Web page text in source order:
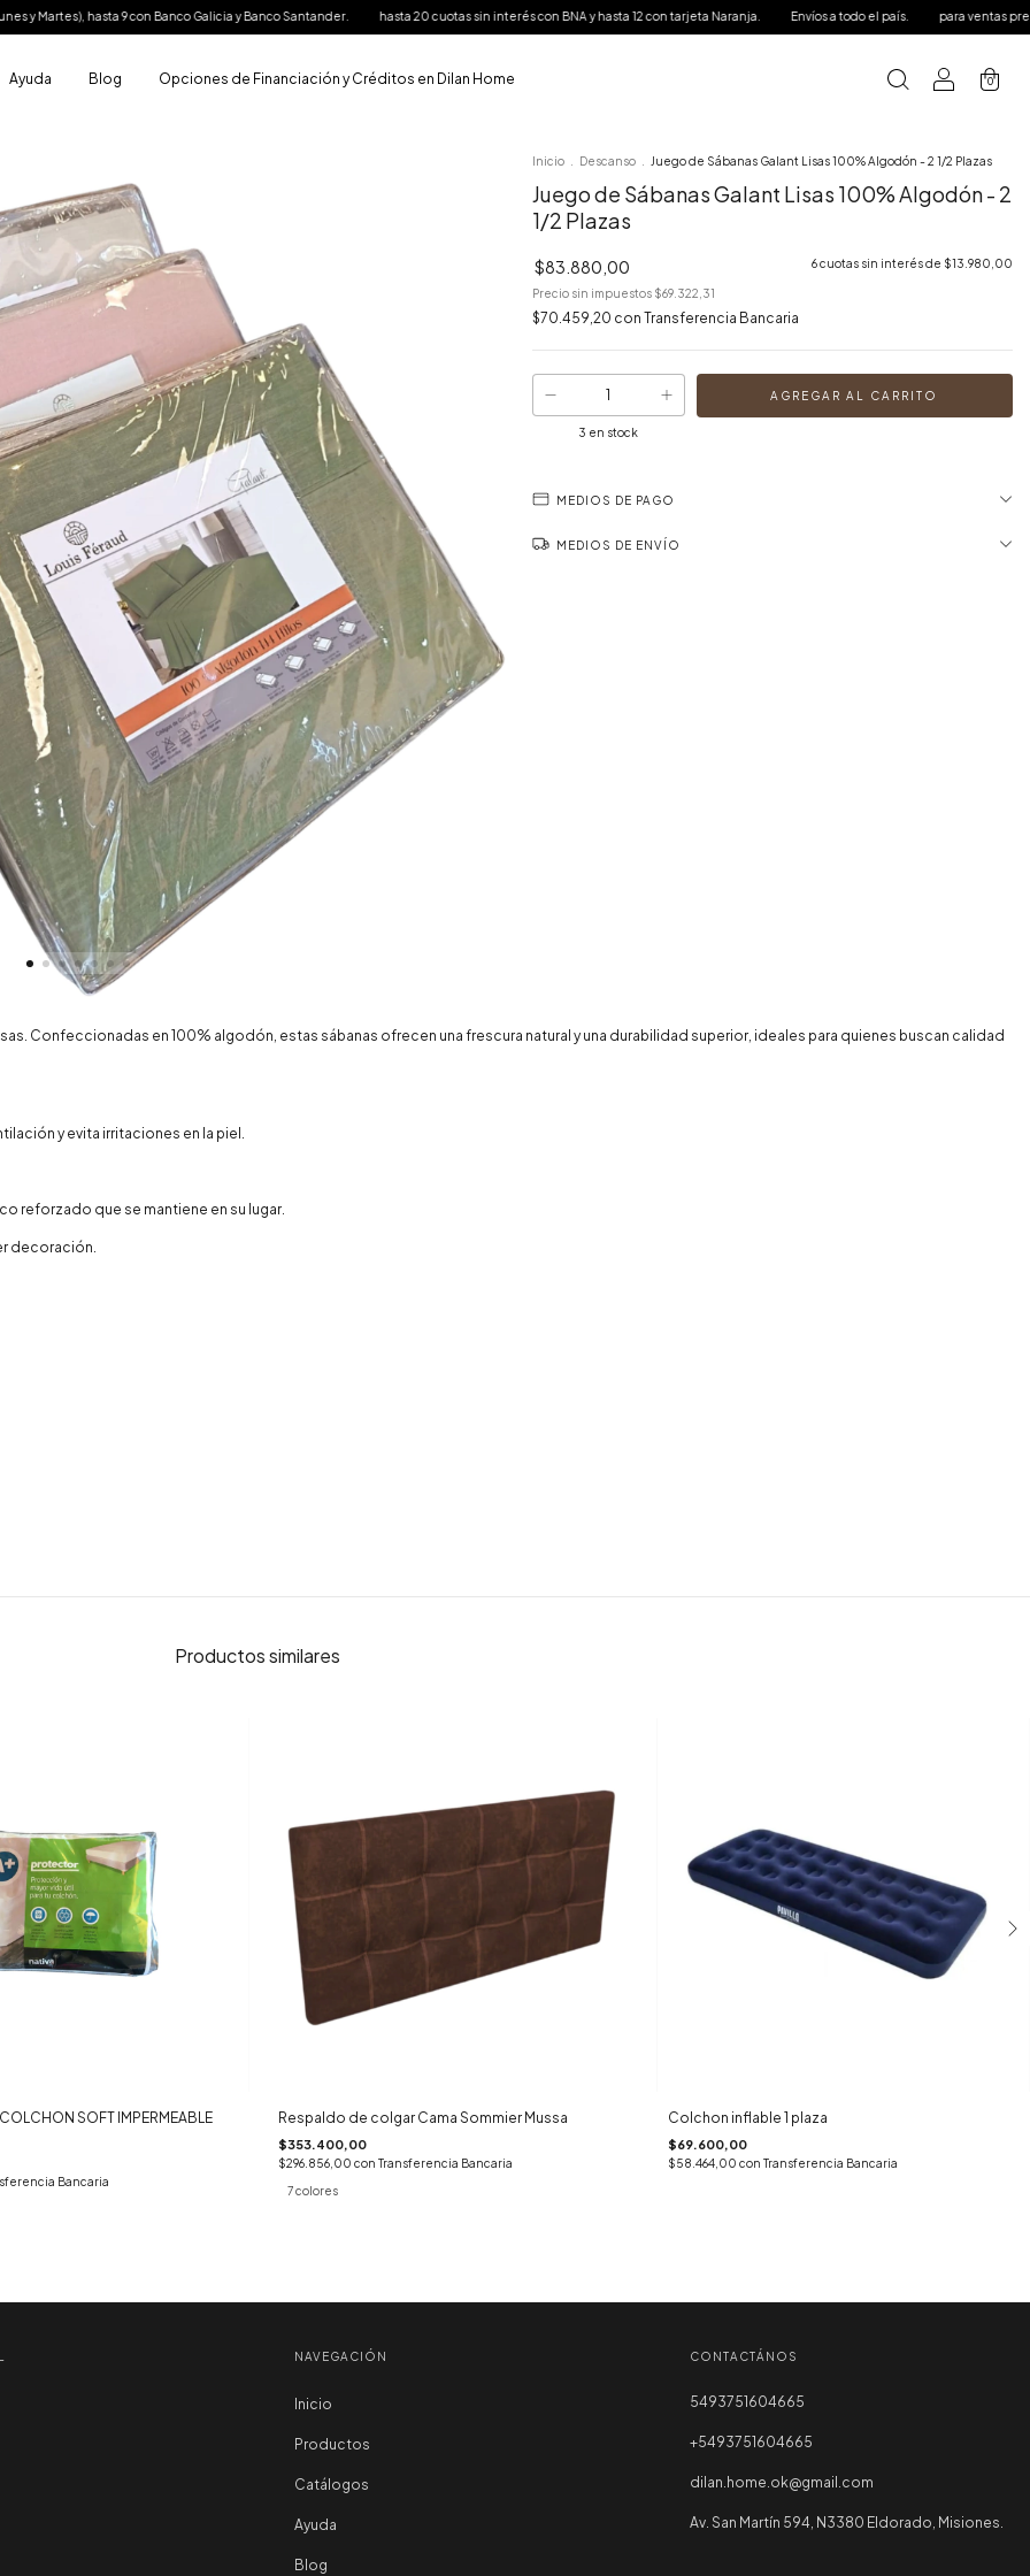
hasta 9 con Banco Galicia y Banco Santander. hasta 20 cuotas sin interés con BNA y hasta 12 con tarjeta Naranja. Envíos a todo el país. para ventas presenciales:
Ayuda Blog Opciones de Financiación y Créditos en Dilan Home 0
Inicio Descanso Juego de Sábanas Galant Lisas 100% Algodón - 2 1/2 Plazas
Juego de Sábanas Galant Lisas 100% Algodón - 2
1/2 Plazas
$83.880,00 6cuotas sin interés de $13.980,00
Precio sin impuestos $69.322,31
$70.459,20 con Transferencia Bancaria
3 en stock
MEDIOS DE PAGO
MEDIOS DE ENVÍO
Confeccionadas en 100% algodón, estas sábanas ofrecen una frescura natural y una durabilidad superior, ideales para quienes buscan calidad
y evita irritaciones en la piel.
reforzado que se mantiene en su lugar.
decoración.
Productos similares
SOFT IMPERMEABLE
Bancaria
Respaldo de colgar Cama Sommier Mussa
$353.400,00
$296.856,00 con Transferencia Bancaria
7 colores
Colchon inflable 1 plaza
$69.600,00
$58.464,00con Transferencia Bancaria
NAVEGACIÓN
Inicio
Productos
Catálogos
Ayuda
Blog
CONTACTÁNOS
5493751604665
+5493751604665
dilan.home.ok@gmail.com
Av. San Martín 594, N3380 Eldorado, Misiones.